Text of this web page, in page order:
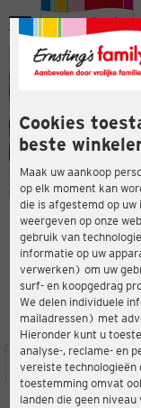
Cookies
beste
Maak uw aankoop
op elk moment kan
die is afgestemd op
weergeven op onze
gebruik van
informatie op uw
verwerken) om uw
surf- en koopgedrag
We delen individuele
mailadressen) met
Hieronder kunt u
analyse-, reclame- en
vereiste technologieën
toestemming omvat
landen die geen
Menu
LOCATIE SERVICES